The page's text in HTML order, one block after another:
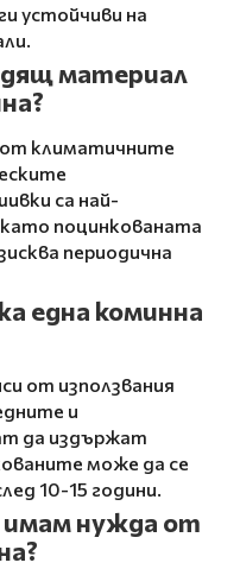
устойчиви на
материал
климатичните
са най-
поцинкованата
периодична
една коминна
от използвания
и
да издържат
може да се
10-15 години.
имам нужда от